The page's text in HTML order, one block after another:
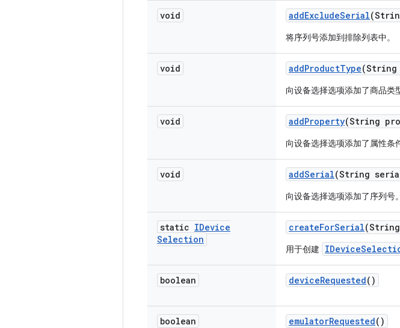
void addExcludeSerial
将序列号添加到排除列表中。
void addProductType(String
向设备选择选项添加了商品类
void addProperty(String
向设备选择选项添加了属性条
void addSerial(String
向设备选择选项添加了序列号。
static IDevice
Selection
createForSerial
用于创建
boolean deviceRequested()
boolean emulatorRequested()